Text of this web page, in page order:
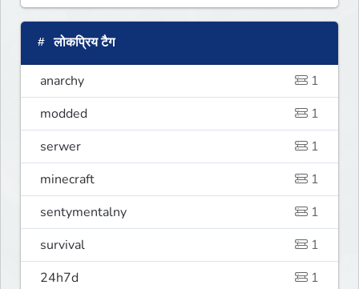
लोकप्रिय टैग
anarchy
1
modded
1
serwer
1
minecraft
1
sentymentalny
1
survival
1
24h7d
1